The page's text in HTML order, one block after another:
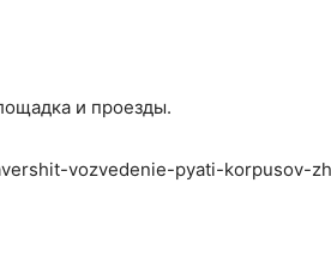
и проезды.
vozvedenie-pyati-korpusov-